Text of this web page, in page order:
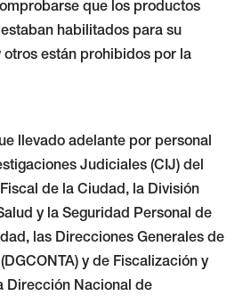
que los productos
habilitados para su
están prohibidos por la
llevado adelante por personal
Judiciales (CIJ) del
de la Ciudad, la División
y la Seguridad Personal de
las Direcciones Generales de
y de Fiscalización y
Dirección Nacional de